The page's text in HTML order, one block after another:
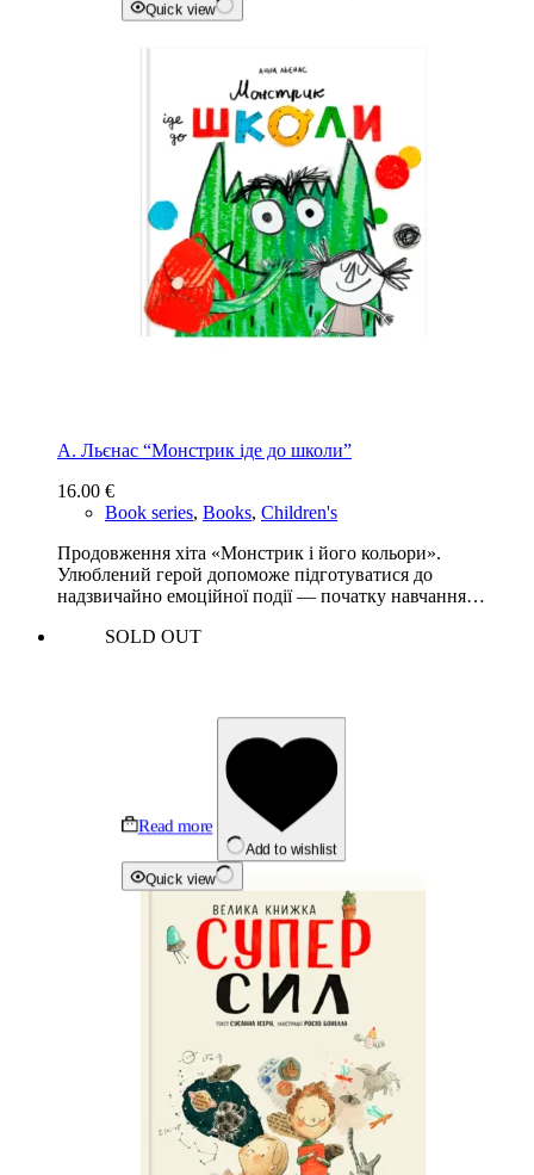
Quick view
А. Льєнас “Монстрик іде до школи”
16.00 €
Book series, Books, Children's
Продовження хіта «Монстрик і його кольори».
Улюблений герой допоможе підготуватися до
надзвичайно емоційної події — початку навчання…
SOLD OUT
Read more
Add to wishlist
Quick view